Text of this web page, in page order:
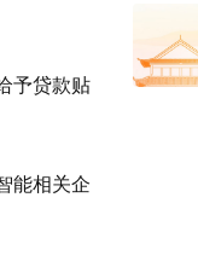
予贷款贴
能相关企